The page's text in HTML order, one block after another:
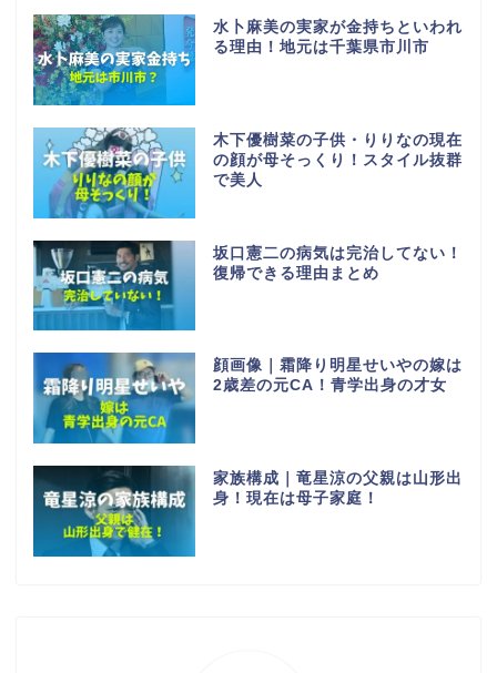
水卜麻美の実家が金持ちといわれ
る理由！地元は千葉県市川市
木下優樹菜の子供・りりなの現在
の顔が母そっくり！スタイル抜群
で美人
坂口憲二の病気は完治してない！
復帰できる理由まとめ
顔画像｜霜降り明星せいやの嫁は
2歳差の元CA！青学出身の才女
家族構成｜竜星涼の父親は山形出
身！現在は母子家庭！